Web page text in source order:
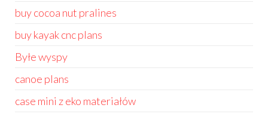
buy cocoa nut pralines
buy kayak cnc plans
Byłe wyspy
canoe plans
case mini z eko materiałów